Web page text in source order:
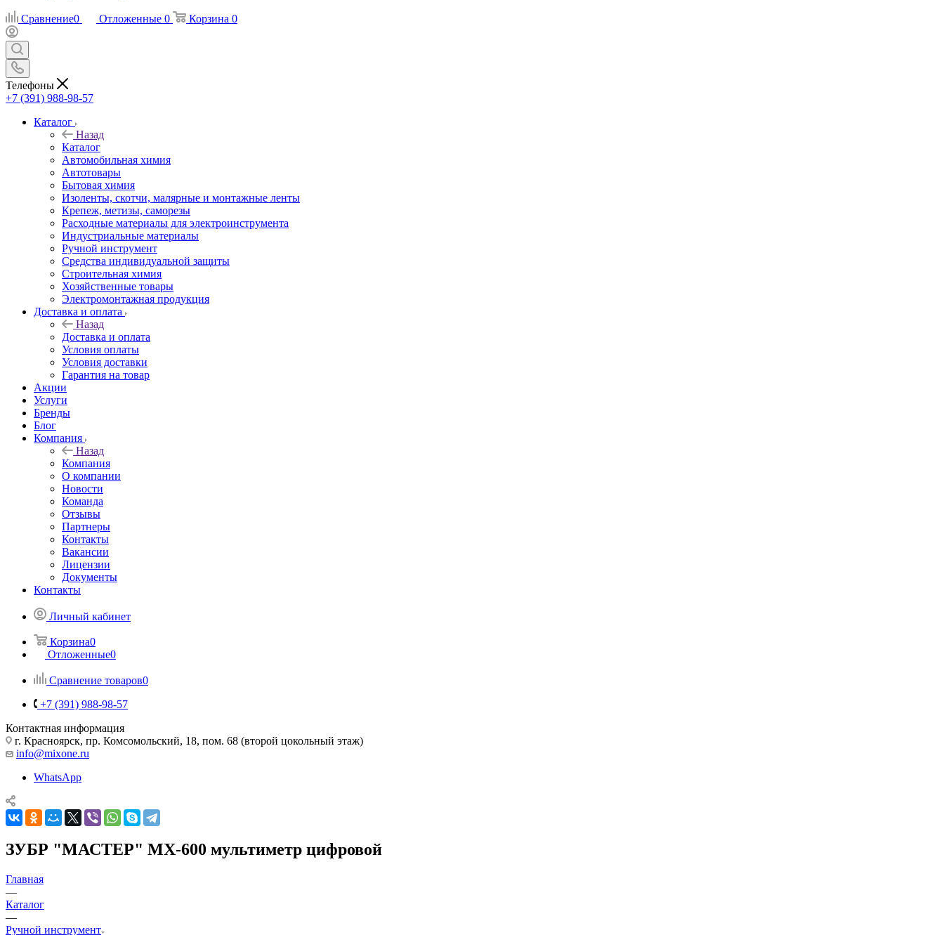
Сравнение0 Отложенные 0 Корзина 0
Телефоны
+7 (391) 988-98-57
Каталог
Назад
Каталог
Автомобильная химия
Автотовары
Бытовая химия
Изоленты, скотчи, малярные и монтажные ленты
Крепеж, метизы, саморезы
Расходные материалы для электроинструмента
Индустриальные материалы
Ручной инструмент
Средства индивидуальной защиты
Строительная химия
Хозяйственные товары
Электромонтажная продукция
Доставка и оплата
Назад
Доставка и оплата
Условия оплаты
Условия доставки
Гарантия на товар
Акции
Услуги
Бренды
Блог
Компания
Назад
Компания
О компании
Новости
Команда
Отзывы
Партнеры
Контакты
Вакансии
Лицензии
Документы
Контакты
Личный кабинет
Корзина0
Отложенные0
Сравнение товаров0
+7 (391) 988-98-57
Контактная информация
г. Красноярск, пр. Комсомольский, 18, пом. 68 (второй цокольный этаж)
info@mixone.ru
WhatsApp
ЗУБР "МАСТЕР" МХ-600 мультиметр цифровой
Главная
—
Каталог
—
Ручной инструмент